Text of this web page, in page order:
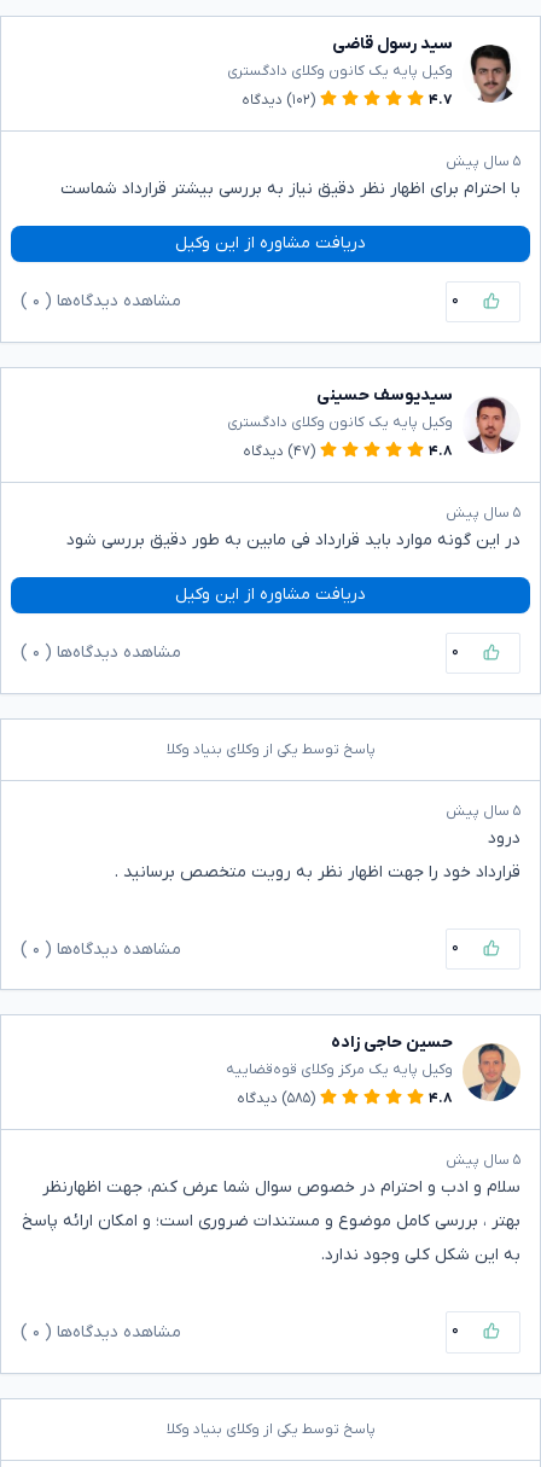
سید رسول قاضی
وکیل پایه یک کانون وکلای دادگستری
۴.۷
(۱۰۲) دیدگاه
۵ سال پیش
با احترام برای اظهار نظر دقیق نیاز به بررسی بیشتر قرارداد شماست
دریافت مشاوره از این وکیل
۰ مشاهده دیدگاه‌ها ( ۰
سیدیوسف حسینی
وکیل پایه یک کانون وکلای دادگستری
۴.۸
(۴۷) دیدگاه
۵ سال پیش
در این گونه موارد باید قرارداد فی مابین به طور دقیق بررسی شود
دریافت مشاوره از این وکیل
۰ مشاهده دیدگاه‌ها ( ۰
پاسخ توسط یکی از وکلای بنیاد وکلا
۵ سال پیش
درود
قرارداد خود را جهت اظهار نظر به رویت متخصص برسانید .
۰ مشاهده دیدگاه‌ها ( ۰
حسین حاجی زاده
وکیل پایه یک مرکز وکلای قوه‌قضاییه
۴.۸
(۵۸۵) دیدگاه
۵ سال پیش
سلام و ادب و احترام در خصوص سوال شما عرض کنم، جهت اظهارنظر
بهتر ، بررسی کامل موضوع و مستندات ضروری است؛ و امکان ارائه پاسخ
به این شکل کلی وجود ندارد.
۰ مشاهده دیدگاه‌ها ( ۰
پاسخ توسط یکی از وکلای بنیاد وکلا